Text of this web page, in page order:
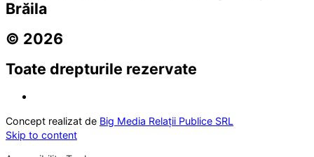
Brăila
© 2026
Toate drepturile rezervate
Concept realizat de Big Media Relații Publice SRL
Skip to content